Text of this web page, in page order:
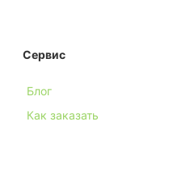
Сервис
Блог
Как заказать